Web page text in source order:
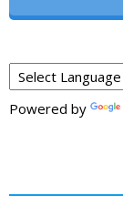
Powered by